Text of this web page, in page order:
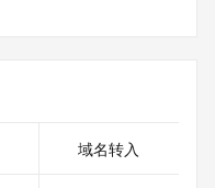
域名转入